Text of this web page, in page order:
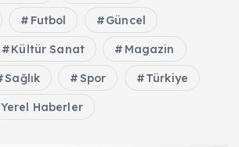
Futbol Güncel
Kültür Sanat Magazin
Sağlık Spor Türkiye
Yerel Haberler